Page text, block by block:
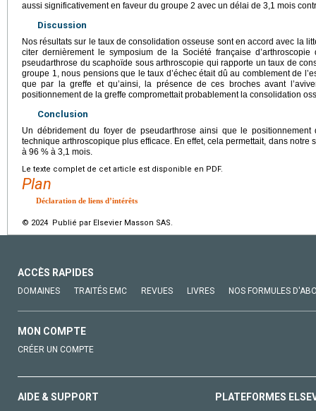
aussi significativement en faveur du groupe 2 avec un délai de 3,1 mois
Discussion
Nos résultats sur le taux de consolidation osseuse sont en accord avec la
citer dernièrement le symposium de la Société française
pseudarthrose du scaphoïde sous arthroscopie qui rapporte un taux de
groupe 1, nous pensions que le taux d’échec était dû au comblement de
que par la greffe et qu’ainsi, la présence de ces broches avant
positionnement de la greffe compromettait probablement la consolidation
Conclusion
Un débridement du foyer de pseudarthrose ainsi que le
technique arthroscopique plus efficace. En effet, cela permettait, dans notre
à 96 % à 3,1 mois.
Le texte complet de cet article est disponible en PDF.
Plan
Déclaration de liens d’intérêts
© 2024 Publié par Elsevier Masson SAS.
ACCÈS RAPIDES
DOMAINES TRAITÉS EMC REVUES LIVRES NOS FORMULES
MON COMPTE
CRÉER UN COMPTE
AIDE & SUPPORT PLATEFORMES